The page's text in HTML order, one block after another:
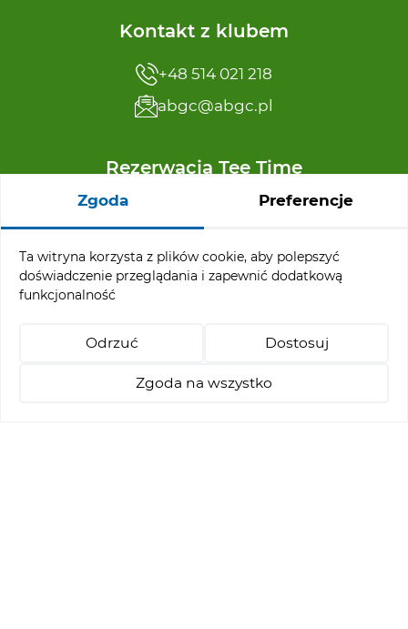
Kontakt z klubem
+48 514 021 218
abgc@abgc.pl
Rezerwacja Tee Time
+48 91 32 65 110
Nauka golfa
+48 514 021 218 abgc@abgc.pl
Zgoda Preferencje
Ta witryna korzysta z plików cookie, aby polepszyć
doświadczenie przeglądania i zapewnić dodatkową
funkcjonalność
Odrzuć Dostosuj
Zgoda na wszystko